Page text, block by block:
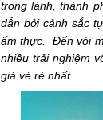
trong lành, thành
dẫn bởi cảnh sắc
ẩm thực. Đến với
nhiều trải nghiệm
giá vé rẻ nhất.